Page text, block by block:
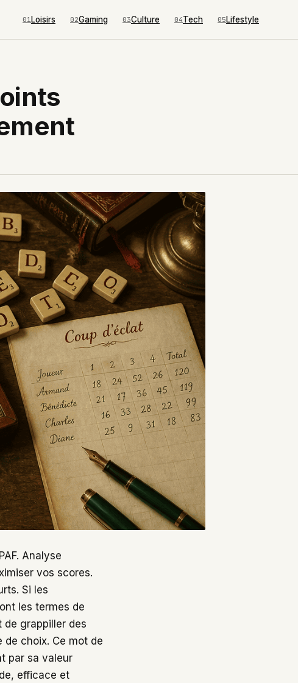
01 Loisirs 02Gaming 03Culture 04Tech 05 Lifestyle
Analyse
vos scores.
Si les
les termes de
grappiller des
de choix. Ce mot de
par sa valeur
efficace et